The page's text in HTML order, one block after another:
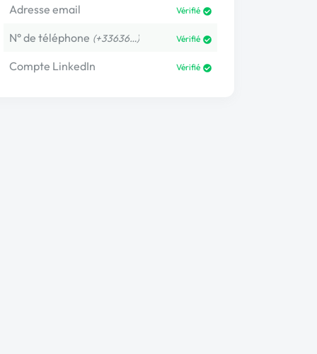
Adresse email Vérifié
N° de téléphone (+33636…) Vérifié
Compte LinkedIn Vérifié